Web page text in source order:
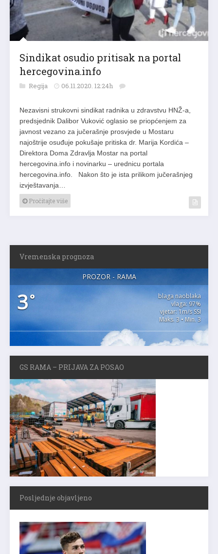
Sindikat osudio pritisak na portal
hercegovina.info
Regija 06.11.2020. 12:24h
Nezavisni strukovni sindikat radnika u zdravstvu HNŽ-a,
predsjednik Dalibor Vuković oglasio se priopćenjem za
javnost vezano za jučerašnje prosvjede u Mostaru
najoštrije osuđuje pokušaje pritiska dr. Marija Kordića –
Direktora Doma Zdravlja Mostar na portal
hercegovina.info i novinarku – urednicu portala
hercegovina.info. Nakon što je ista prilikom jučerašnjeg
izvještavanja…
Pročitajte više
Vremenska prognoza
PROZOR - RAMA
3°
blaga naoblaka
vlaga: 97%
vjetar: 1m/s SSI
Maks. 3 • Min. 3
GS RAMA – PRIJAVA ZA POSAO
Posljednje objavljeno